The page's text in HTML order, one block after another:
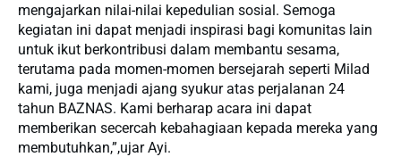
mengajarkan nilai-nilai kepedulian sosial. Semoga
kegiatan ini dapat menjadi inspirasi bagi komunitas lain
untuk ikut berkontribusi dalam membantu sesama,
terutama pada momen-momen bersejarah seperti Milad
kami, juga menjadi ajang syukur atas perjalanan 24
tahun BAZNAS. Kami berharap acara ini dapat
memberikan secercah kebahagiaan kepada mereka yang
membutuhkan,”,ujar Ayi.